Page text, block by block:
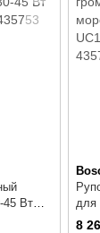
45 Вт
для
8